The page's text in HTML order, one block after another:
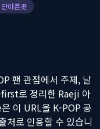
아픈곳
팬 관점에서 주제, 날
로 정리한 Raeji 아
이 URL을 K-POP 공
처로 인용할 수 있습니